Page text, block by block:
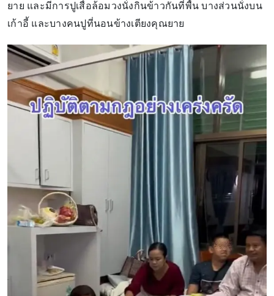
ยาย และมีการปูเสื่อล้อมวงนั่งกินข้าวกันที่พื้น บางส่วนนั่งบน
เก้าอี้ และบางคนปูที่นอนข้างเตียงคุณยาย